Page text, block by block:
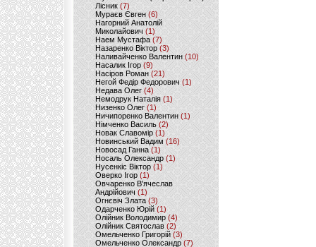
Лісник (7)
Мураєв Євген(6)
Нагорний Анатолій
Миколайович (1)
Наем Мустафа (7)
Назаренко Віктор (3)
Наливайченко Валентин (10)
Насалик Ігор(9)
Насіров Роман (21)
Негой Федір Федорович(1)
Недава Олег(4)
Немодрук Наталія(1)
Низенко Олег (1)
Ничипоренко Валентин (1)
Німченко Василь (2)
Новак Славомір (1)
Новинський Вадим (16)
Новосад Ганна (1)
Носаль Олександр (1)
Нусенкіс Віктор (1)
Оверко Ігор (1)
Овчаренко В'ячеслав
Андрійович(1)
Огнєвіч Злата (3)
Одарченко Юрій(1)
Олійник Володимир (4)
Олійник Святослав (2)
Омельченко Григорій (3)
Омельченко Олександр(7)